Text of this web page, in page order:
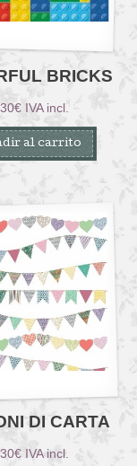
BRICKS
€ IVA incl.
al carrito
DI CARTA
€ IVA incl.